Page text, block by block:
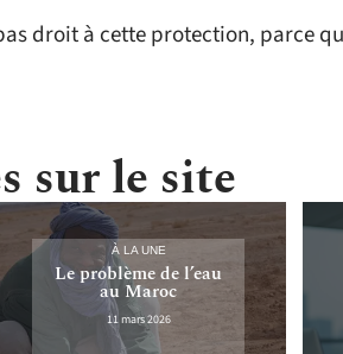
droit à cette protection, parce
sur le site
À LA UNE
Le problème de l’eau
au Maroc
11 mars 2026